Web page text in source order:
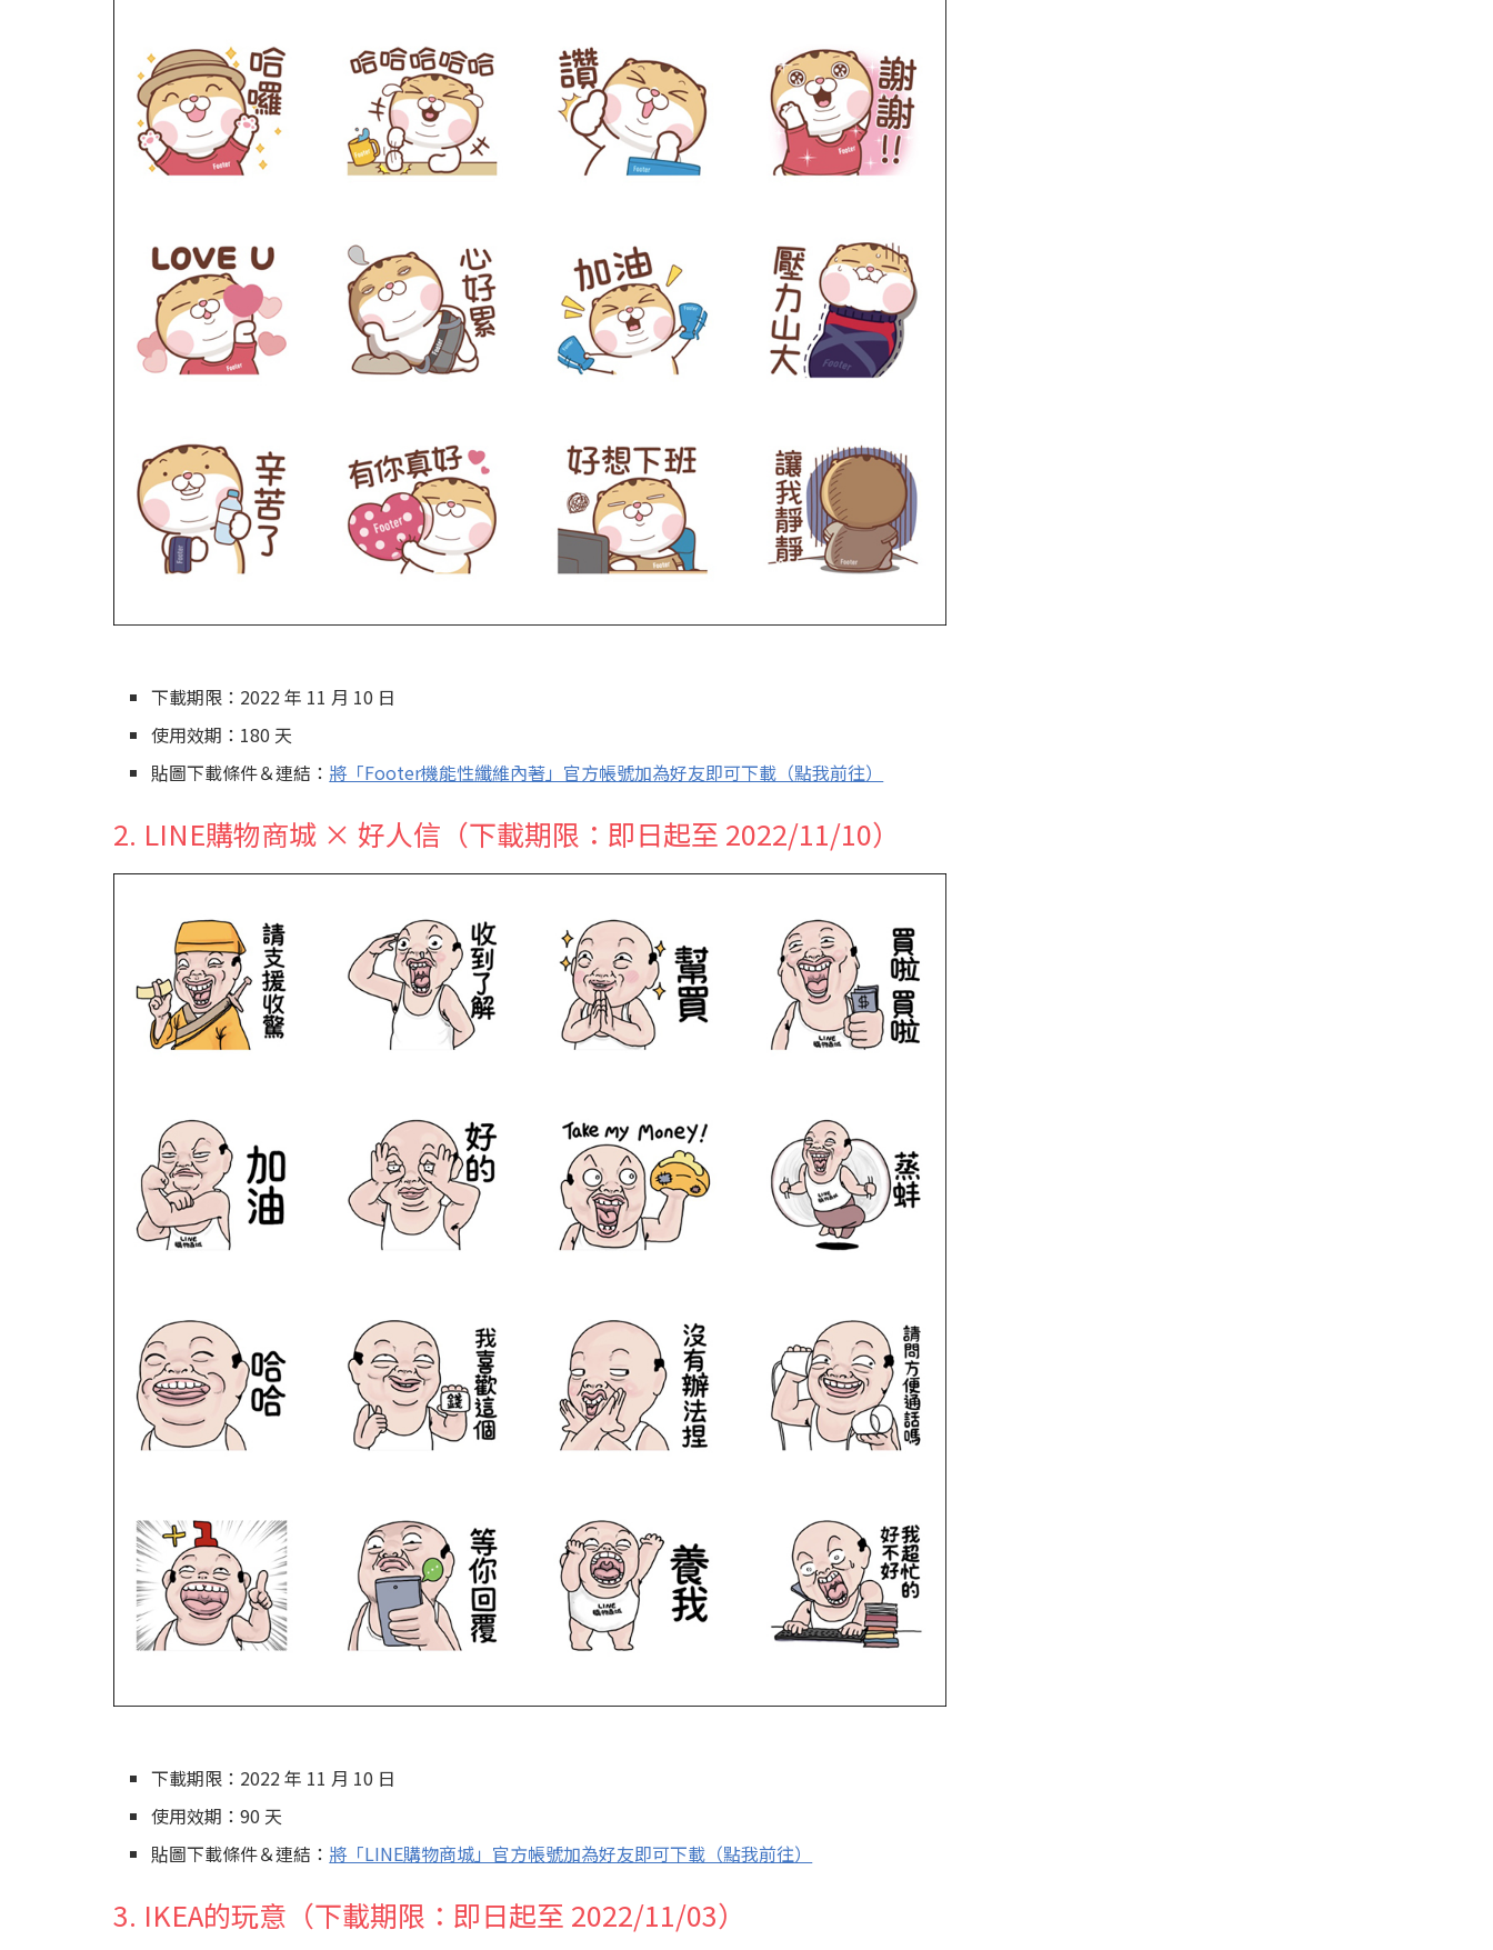
下載期限：2022 年 11 月 10 日
使用效期：180 天
貼圖下載條件＆連結： 將「Footer機能性纖維內著」官方帳號加為好友即可下載（點我前往）
2. LINE購物商城 × 好人信（下載期限：即日起至 2022/11/10）
下載期限：2022 年 11 月 10 日
使用效期：90 天
貼圖下載條件＆連結： 將「LINE購物商城」官方帳號加為好友即可下載（點我前往）
3. IKEA的玩意（下載期限：即日起至 2022/11/03）